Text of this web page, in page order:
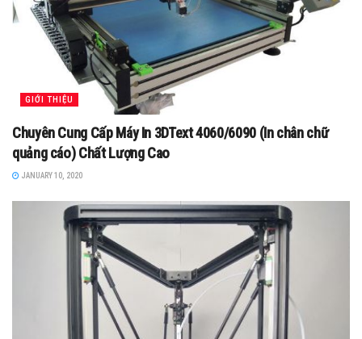
GIỚI THIỆU
Chuyên Cung Cấp Máy In 3DText 4060/6090 (In chân chữ
quảng cáo) Chất Lượng Cao
JANUARY 10, 2020